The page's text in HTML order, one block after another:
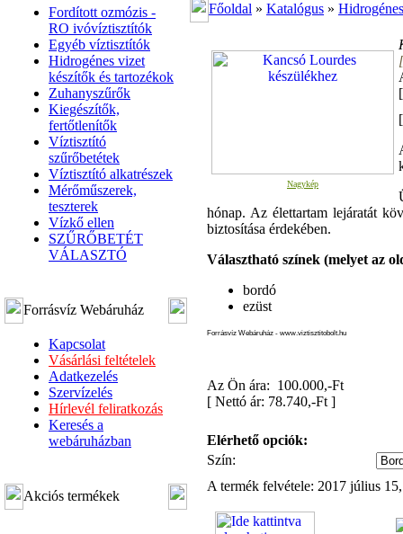
Fordított ozmózis -
RO ivóvíztisztítók
Egyéb víztisztítók
Hidrogénes vizet
készítők és tartozékok
Zuhanyszűrők
Kiegészítők,
fertőtlenítők
Víztisztító
szűrőbetétek
Víztisztító alkatrészek
Mérőműszerek,
teszterek
Vízkő ellen
SZŰRŐBETÉT
VÁLASZTÓ
Forrásvíz Webáruház
Kapcsolat
Vásárlási feltételek
Adatkezelés
Szervízelés
Hírlevél feliratkozás
Keresés a
webáruházban
Akciós termékek
Főoldal » Katalógus »
Nagykép
[
hónap. Az élettartam lejáratát
biztosítása érdekében.
Választható színek (melyet az
bordó
ezüst
Forrásvíz Webáruház - www.viztisztitobolt.hu
Az Ön ára: 100.000,-Ft
[ Nettó ár: 78.740,-Ft ]
Elérhető opciók:
Szín:
A termék felvétele: 2017 július